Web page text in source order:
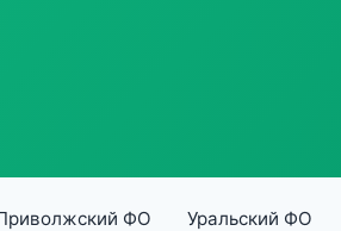
ФО Уральский ФО